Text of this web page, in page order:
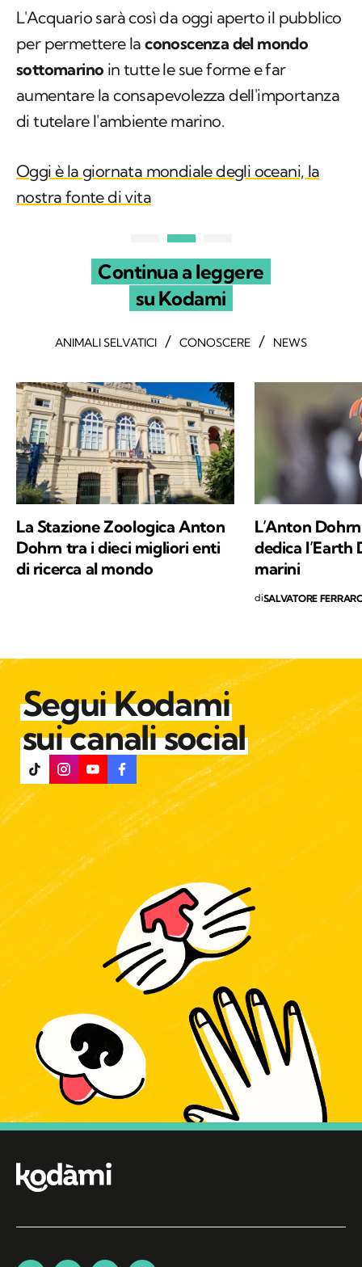
L'Acquario sarà così da oggi aperto il pubblico
per permettere laconoscenza del mondo
sottomarino in tutte le sue forme e far
aumentare la consapevolezza dell'importanza
di tutelare l'ambiente marino.
Oggi è la giornata mondiale degli oceani, la
nostra fonte di vita
Continua a leggere
su Kodami
ANIMALI SELVATICI / CONOSCERE / NEWS
La Stazione Zoologica Anton
Dohrn tra i dieci migliori enti
di ricerca al mondo
L’Anton
dedica l’Earth
marini
diSALVATORE
Segui Kodami
sui canali social